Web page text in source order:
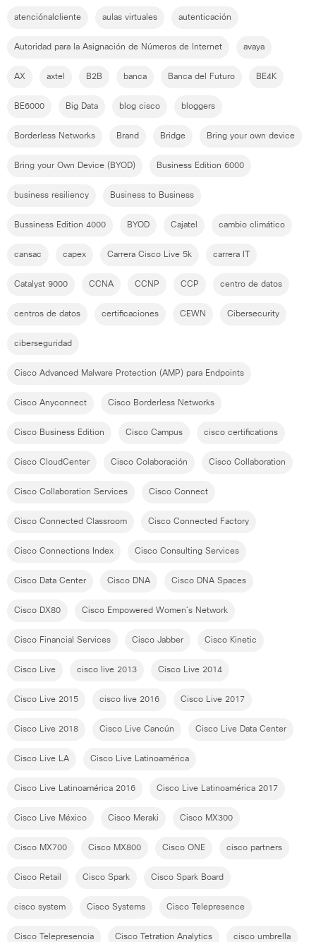
atenciónalcliente aulas virtuales autenticación
Autoridad para la Asignación de Números de Internet avaya
AX axtel B2B banca Banca del Futuro BE4K
BE6000 Big Data blog cisco bloggers
Borderless Networks Brand Bridge Bring your own device
Bring your Own Device (BYOD) Business Edition 6000
business resiliency Business to Business
Bussiness Edition 4000 BYOD Cajatel cambio climático
cansac capex Carrera Cisco Live 5k carrera IT
Catalyst 9000 CCNA CCNP CCP centro de datos
centros de datos certificaciones CEWN Cibersecurity
ciberseguridad
Cisco Advanced Malware Protection (AMP) para Endpoints
Cisco Anyconnect Cisco Borderless Networks
Cisco Business Edition Cisco Campus cisco certifications
Cisco CloudCenter Cisco Colaboración Cisco Collaboration
Cisco Collaboration Services Cisco Connect
Cisco Connected Classroom Cisco Connected Factory
Cisco Connections Index Cisco Consulting Services
Cisco Data Center Cisco DNA Cisco DNA Spaces
Cisco DX80 Cisco Empowered Women´s Network
Cisco Financial Services Cisco Jabber Cisco Kinetic
Cisco Live cisco live 2013 Cisco Live 2014
Cisco Live 2015 cisco live 2016 Cisco Live 2017
Cisco Live 2018 Cisco Live Cancún Cisco Live Data Center
Cisco Live LA Cisco Live Latinoamérica
Cisco Live Latinoamérica 2016 Cisco Live Latinoamérica 2017
Cisco Live México Cisco Meraki Cisco MX300
Cisco MX700 Cisco MX800 Cisco ONE cisco partners
Cisco Retail Cisco Spark Cisco Spark Board
cisco system Cisco Systems Cisco Telepresence
Cisco Telepresencia Cisco Tetration Analytics cisco umbrella